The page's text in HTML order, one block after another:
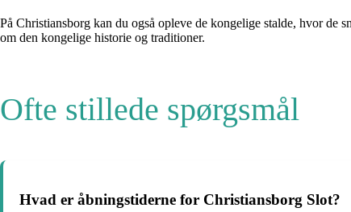
På Christiansborg kan du også opleve de kongelige stalde, hvor de
om den kongelige historie og traditioner.
Ofte stillede spørgsmål
Hvad er åbningstiderne for Christiansborg Slot?